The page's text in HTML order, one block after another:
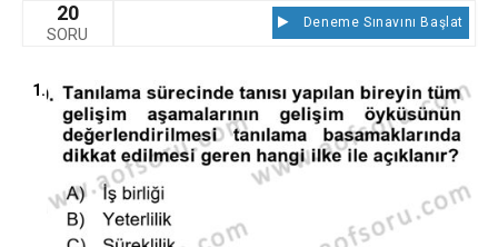
20
SORU
Deneme Sınavını Başlat
1.